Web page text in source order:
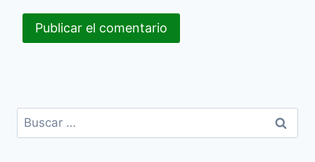
Buscar: